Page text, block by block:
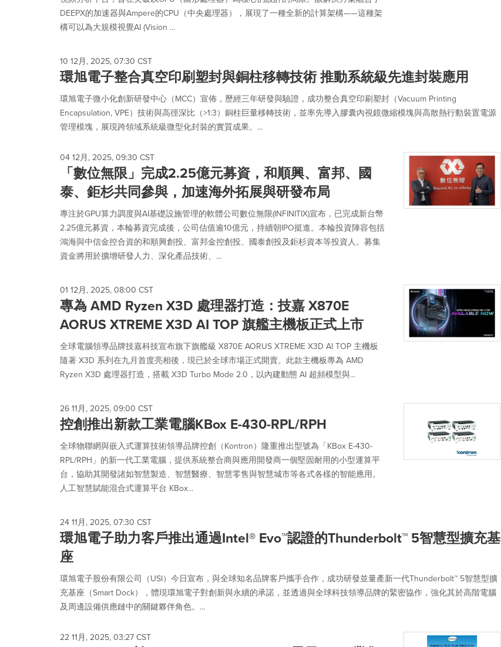
DEEPX的加速器與Ampere的CPU（中央處理器），展現了一種全新的計算架構——這種架
構可以為大規模視覺AI (Vision ...
10 12月, 2025, 07:30 CST
環旭電子整合真空印刷塑封與銅柱移轉技術 推動系統級先進封裝應用
環旭電子微小化創新研發中心（MCC）宣佈，歷經三年研發與驗證，成功整合真空印刷塑封（Vacuum Printing
Encapsulation, VPE）技術與高徑深比（>1:3）銅柱巨量移轉技術，並率先導入膠囊內視鏡微縮模塊與高散熱行動裝置電源
管理模塊，展現跨領域系統級微型化封裝的實質成果。...
04 12月, 2025, 09:30 CST
「數位無限」完成2.25億元募資，和順興、富邦、國
泰、鉅杉共同參與，加速海外拓展與研發布局
專注於GPU算力調度與AI基礎設施管理的軟體公司數位無限(INFINITIX)宣布，已完成新台幣
2.25億元募資，本輪募資完成後，公司估值逾10億元，持續朝IPO挺進。本輪投資陣容包括
鴻海與中信金控合資的和順興創投、富邦金控創投、國泰創投及鉅杉資本等投資人。募集
資金將用於擴增研發人力、深化產品技術、...
01 12月, 2025, 08:00 CST
專為 AMD Ryzen X3D 處理器打造：技嘉 X870E
AORUS XTREME X3D AI TOP 旗艦主機板正式上市
全球電腦領導品牌技嘉科技宣布旗下旗艦級 X870E AORUS XTREME X3D AI TOP 主機板
隨著 X3D 系列在九月首度亮相後，現已於全球市場正式開賣。此款主機板專為 AMD
Ryzen X3D 處理器打造，搭載 X3D Turbo Mode 2.0，以內建動態 AI 超頻模型與...
26 11月, 2025, 09:00 CST
控創推出新款工業電腦KBox E-430-RPL/RPH
全球物聯網與嵌入式運算技術領導品牌控創（Kontron）隆重推出型號為「KBox E-430-
RPL/RPH」的新一代工業電腦，提供系統整合商與應用開發商一個堅固耐用的小型運算平
台，協助其開發諸如智慧製造、智慧醫療、智慧零售與智慧城市等各式各樣的智能應用。
人工智慧賦能混合式運算平台 KBox...
24 11月, 2025, 07:30 CST
環旭電子助力客戶推出通過Intel® Evo™認證的Thunderbolt™ 5智慧型擴充基
座
環旭電子股份有限公司（USI）今日宣布，與全球知名品牌客戶攜手合作，成功研發並量產新一代Thunderbolt™ 5智慧型擴
充基座（Smart Dock），體現環旭電子對創新與永續的承諾，並透過與全球科技領導品牌的緊密協作，強化其於高階電腦
及周邊設備供應鏈中的關鍵夥伴角色。...
22 11月, 2025, 03:27 CST